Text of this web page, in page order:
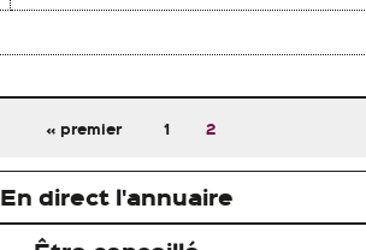
« premier 1 2
En direct l'annuaire